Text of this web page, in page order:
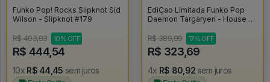
Funko Pop! Rocks Slipknot Sid
Wilson - Slipknot #179
R$ 493,93 10% OFF
R$ 444,54
10x R$ 44,45 sem juros
EdiÇao Limitada Funko Pop
Daemon Targaryen - House Of
R$ 389,99
17% OFF
R$ 323,69
4x R$ 80,92 sem juros